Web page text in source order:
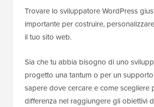
Trovare lo sviluppatore WordPress
importante per costruire,
il tuo sito web.
Sia che tu abbia bisogno di uno
progetto una tantum o per un
sapere dove cercare e come scegliere
differenza nel raggiungere gli obiettivi